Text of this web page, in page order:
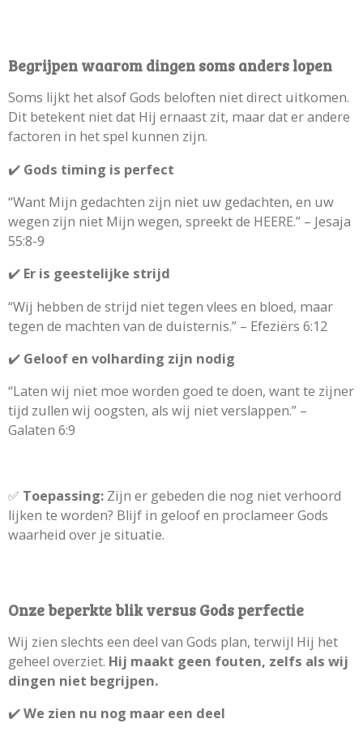
Begrijpen waarom dingen soms anders lopen
Soms lijkt het alsof Gods beloften niet direct uitkomen.
Dit betekent niet dat Hij ernaast zit, maar dat er andere
factoren in het spel kunnen zijn.
✔️ Gods timing is perfect
“Want Mijn gedachten zijn niet uw gedachten, en uw
wegen zijn niet Mijn wegen, spreekt de HEERE.” – Jesaja
55:8-9
✔️ Er is geestelijke strijd
“Wij hebben de strijd niet tegen vlees en bloed, maar
tegen de machten van de duisternis.” – Efeziërs 6:12
✔️ Geloof en volharding zijn nodig
“Laten wij niet moe worden goed te doen, want te zijner
tijd zullen wij oogsten, als wij niet verslappen.” –
Galaten 6:9
✅ Toepassing: Zijn er gebeden die nog niet verhoord
lijken te worden? Blijf in geloof en proclameer Gods
waarheid over je situatie.
Onze beperkte blik versus Gods perfectie
Wij zien slechts een deel van Gods plan, terwijl Hij het
geheel overziet. Hij maakt geen fouten, zelfs als wij
dingen niet begrijpen.
✔️We zien nu nog maar een deel